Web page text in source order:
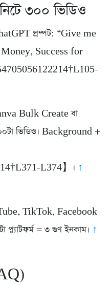
৩০০ ভিডিও
প্রম্পট: “Give me
Success for
Bulk Create বা
ভিডিও। Background +
L374】। ↑
TikTok, Facebook
প্ল্যাটফর্ম = ৩ গুণ ইনকাম। ↑